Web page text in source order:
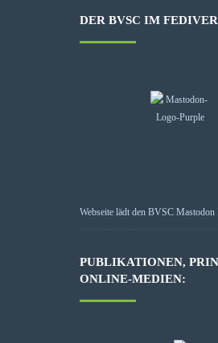
DER BVSC IM
Webseite lädt den BVSC Mastodon
PUBLIKATIONEN,
ONLINE-MEDIEN: